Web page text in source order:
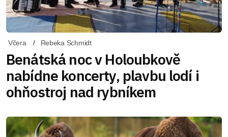
Včera Rebeka Schmidt
Benátská noc v Holoubkově
nabídne koncerty, plavbu lodí i
ohňostroj nad rybníkem